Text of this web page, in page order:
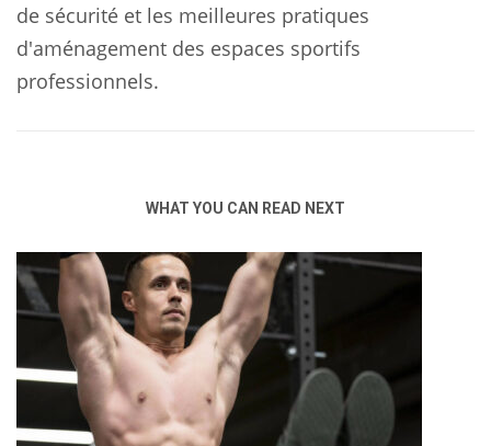
de sécurité et les meilleures pratiques
d'aménagement des espaces sportifs
professionnels.
WHAT YOU CAN READ NEXT